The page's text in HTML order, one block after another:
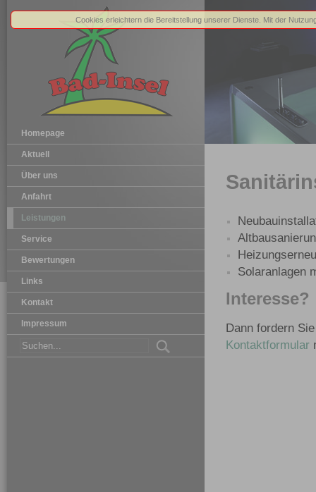
Homepage
Aktuell
Über uns
Anfahrt
Leistungen
Service
Bewertungen
Links
Kontakt
Impressum
Solaranlagen
Interesse?
Dann fordern
Kontaktformular
Cookies erleichtern die Bereitstellung unserer Dienste. Mit der